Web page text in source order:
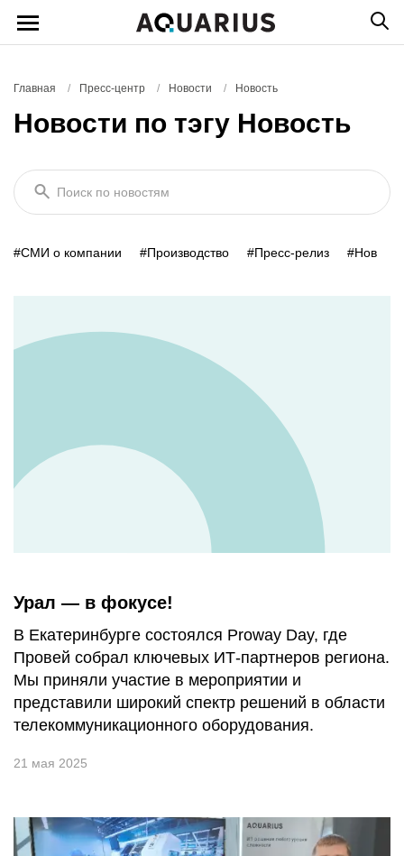
Главная / Пресс-центр / Новости / Новость
Новости по тэгу Новость
Поиск по новостям
#СМИ о компании #Производство #Пресс-релиз #Новость
Урал — в фокусе!
В Екатеринбурге состоялся Proway Day, где
Провей собрал ключевых ИТ-партнеров региона.
Мы приняли участие в мероприятии и
представили широкий спектр решений в области
телекоммуникационного оборудования.
21 мая 2025